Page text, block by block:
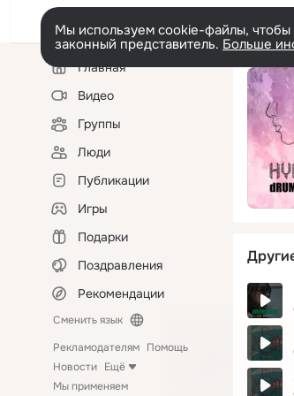
Мы используем cookie-файлы, чтобы
законный представитель. Больше
Левая
колонкаГлавная
Видео
Группы
Люди
Публикации
Игры
Подарки
Поздравления
Рекомендации
Сменить язык
Рекламодателям Помощь
Новости Ещё
Мы применяем